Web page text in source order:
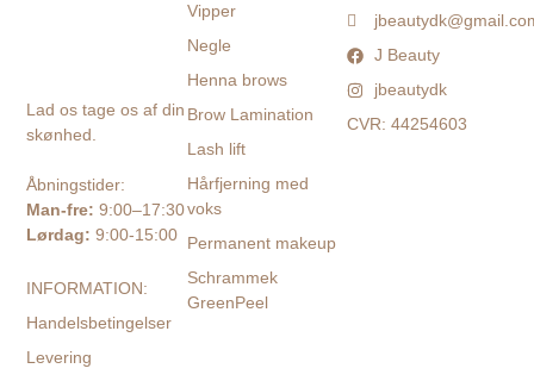
Lad os tage os af din
skønhed.
Åbningstider:
Man-fre:9:00–17:30
Lørdag: 9:00-15:00
INFORMATION:
Handelsbetingelser
Levering
Vipper
Negle
Henna brows
Brow Lamination
Lash lift
Hårfjerning med
voks
Permanent makeup
Schrammek
GreenPeel
J Beauty
jbeautydk
CVR: 44254603